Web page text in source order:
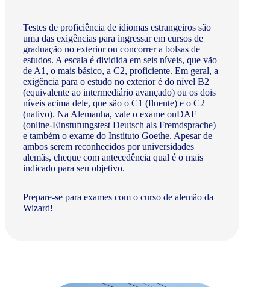
Testes de proficiência de idiomas estrangeiros são
uma das exigências para ingressar em cursos de
graduação no exterior ou concorrer a bolsas de
estudos. A escala é dividida em seis níveis, que vão
de A1, o mais básico, a C2, proficiente. Em geral, a
exigência para o estudo no exterior é do nível B2
(equivalente ao intermediário avançado) ou os dois
níveis acima dele, que são o C1 (fluente) e o C2
(nativo). Na Alemanha, vale o exame onDAF
(online-Einstufungstest Deutsch als Fremdsprache)
e também o exame do Instituto Goethe. Apesar de
ambos serem reconhecidos por universidades
alemãs, cheque com antecedência qual é o mais
indicado para seu objetivo.
Prepare-se para exames com o curso de alemão da
Wizard!